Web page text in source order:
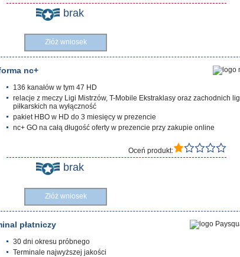
brak
Złóż wniosek
nc+
136 kanałów w tym 47 HD
relacje z meczy Ligi Mistrzów, T-Mobile Ekstraklasy oraz zachodnich lig
piłkarskich na wyłączność
pakiet HBO w HD do 3 miesięcy w prezencie
nc+ GO na całą długość oferty w prezencie przy zakupie online
Oceń produkt:
brak
Złóż wniosek
płatniczy
30 dni okresu próbnego
Terminale najwyższej jakości